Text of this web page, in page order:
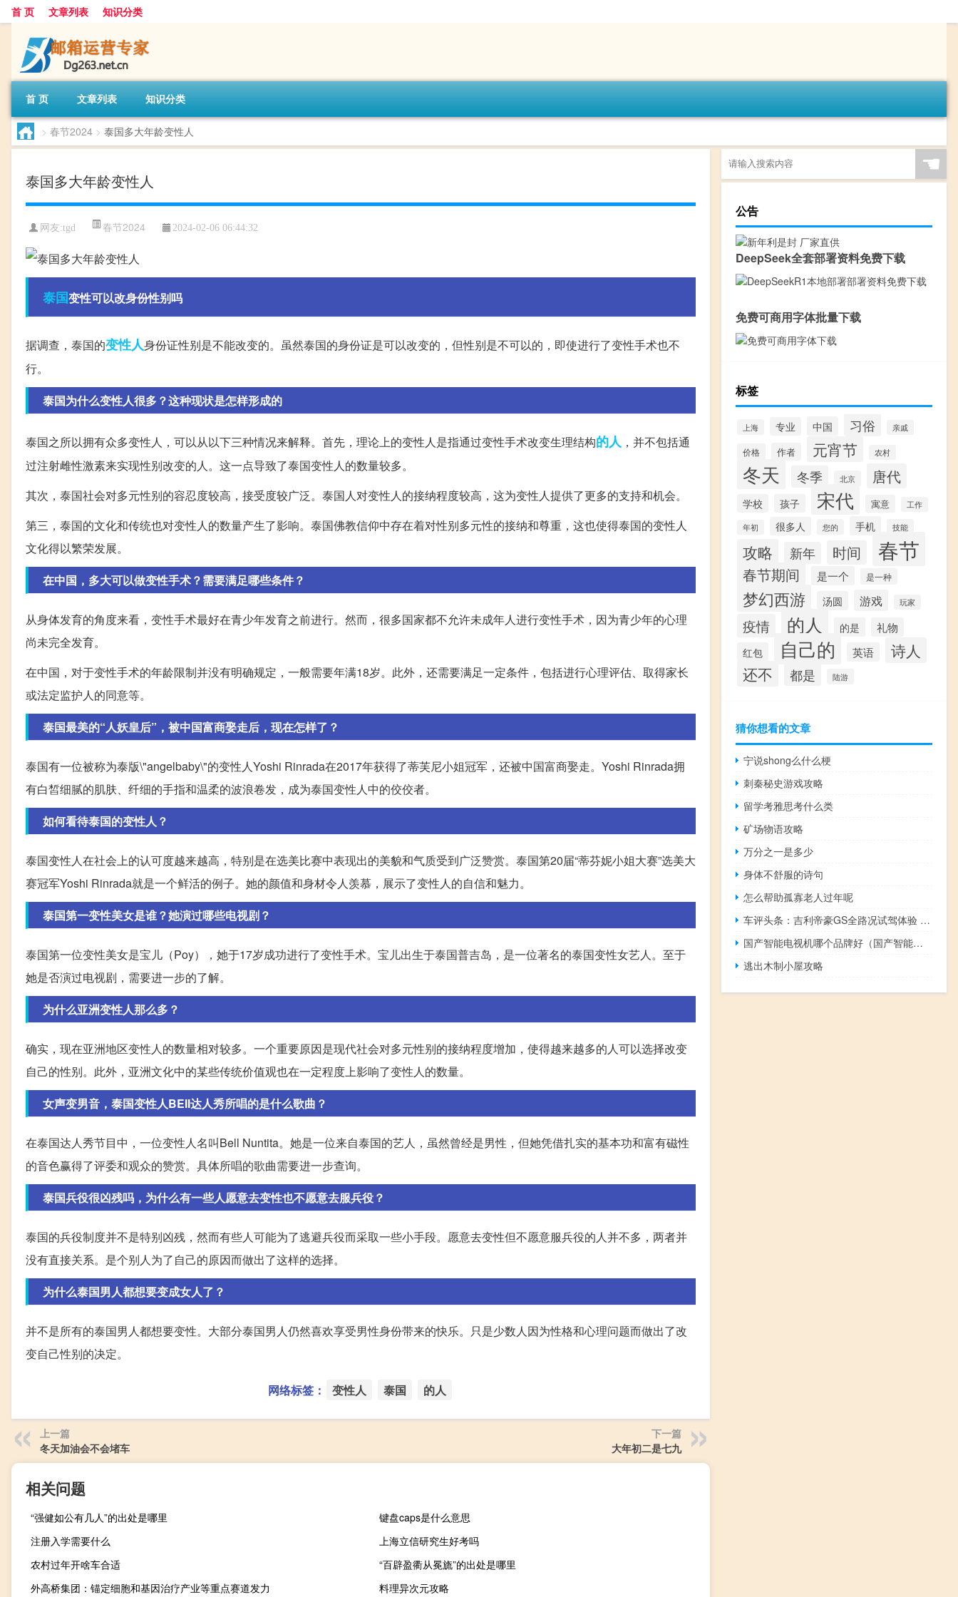
首 页 文章列表 知识分类
首 页 文章列表 知识分类
> 春节2024 > 泰国多大年龄变性人
泰国多大年龄变性人
网友:tgd 春节2024 2024-02-06 06:44:32
泰国变性可以改身份性别吗
据调查，泰国的变性人身份证性别是不能改变的。虽然泰国的身份证是可以改变的，但性别是不可以的，即使进行了变性手术也不
行。
泰国为什么变性人很多？这种现状是怎样形成的
泰国之所以拥有众多变性人，可以从以下三种情况来解释。首先，理论上的变性人是指通过变性手术改变生理结构的人 ，并不包括通
过注射雌性激素来实现性别改变的人。这一点导致了泰国变性人的数量较多。
其次，泰国社会对多元性别的容忍度较高，接受度较广泛。泰国人对变性人的接纳程度较高，这为变性人提供了更多的支持和机会。
第三，泰国的文化和传统也对变性人的数量产生了影响。泰国佛教信仰中存在着对性别多元性的接纳和尊重，这也使得泰国的变性人
文化得以繁荣发展。
在中国，多大可以做变性手术？需要满足哪些条件？
从身体发育的角度来看，变性手术最好在青少年发育之前进行。然而，很多国家都不允许未成年人进行变性手术，因为青少年的心理
尚未完全发育。
在中国，对于变性手术的年龄限制并没有明确规定，一般需要年满18岁。此外，还需要满足一定条件，包括进行心理评估、取得家长
或法定监护人的同意等。
泰国最美的“人妖皇后”，被中国富商娶走后，现在怎样了？
泰国有一位被称为泰版\"angelbaby\"的变性人Yoshi Rinrada在2017年获得了蒂芙尼小姐冠军，还被中国富商娶走。Yoshi Rinrada拥
有白皙细腻的肌肤、纤细的手指和温柔的波浪卷发，成为泰国变性人中的佼佼者。
如何看待泰国的变性人？
泰国变性人在社会上的认可度越来越高，特别是在选美比赛中表现出的美貌和气质受到广泛赞赏。泰国第20届“蒂芬妮小姐大赛”选美大
赛冠军Yoshi Rinrada就是一个鲜活的例子。她的颜值和身材令人羡慕，展示了变性人的自信和魅力。
泰国第一变性美女是谁？她演过哪些电视剧？
泰国第一位变性美女是宝儿（Poy），她于17岁成功进行了变性手术。宝儿出生于泰国普吉岛，是一位著名的泰国变性女艺人。至于
她是否演过电视剧，需要进一步的了解。
为什么亚洲变性人那么多？
确实，现在亚洲地区变性人的数量相对较多。一个重要原因是现代社会对多元性别的接纳程度增加，使得越来越多的人可以选择改变
自己的性别。此外，亚洲文化中的某些传统价值观也在一定程度上影响了变性人的数量。
女声变男音，泰国变性人BEII达人秀所唱的是什么歌曲？
在泰国达人秀节目中，一位变性人名叫Bell Nuntita。她是一位来自泰国的艺人，虽然曾经是男性，但她凭借扎实的基本功和富有磁性
的音色赢得了评委和观众的赞赏。具体所唱的歌曲需要进一步查询。
泰国兵役很凶残吗，为什么有一些人愿意去变性也不愿意去服兵役？
泰国的兵役制度并不是特别凶残，然而有些人可能为了逃避兵役而采取一些小手段。愿意去变性但不愿意服兵役的人并不多，两者并
没有直接关系。是个别人为了自己的原因而做出了这样的选择。
为什么泰国男人都想要变成女人了？
并不是所有的泰国男人都想要变性。大部分泰国男人仍然喜欢享受男性身份带来的快乐。只是少数人因为性格和心理问题而做出了改
变自己性别的决定。
网络标签： 变性人 泰国 的人
上一篇
冬天加油会不会堵车
下一篇
大年初二是七九
相关问题
“强健如公有几人”的出处是哪里
键盘caps是什么意思
注册入学需要什么
上海立信研究生好考吗
农村过年开啥车合适
“百辟盈衢从冕旒”的出处是哪里
外高桥集团：锚定细胞和基因治疗产业等重点赛道发力
料理异次元攻略
☚
公告
DeepSeek全套部署资料免费下载
免费可商用字体批量下载
标签
上海 专业 中国 习俗 亲戚
价格 作者 元宵节 农村
冬天 冬季 北京 唐代
学校 孩子 宋代 寓意 工作
年初 很多人 您的 手机 技能
攻略 新年 时间 春节
春节期间 是一个 是一种
梦幻西游 汤圆 游戏 玩家
疫情 的人 的是
礼物
红包
自己的 英语
诗人
还不
都是 陆游
猜你想看的文章
宁说shong么什么梗
刺秦秘史游戏攻略
留学考雅思考什么类
矿场物语攻略
万分之一是多少
身体不舒服的诗句
怎么帮助孤寡老人过年呢
车评头条：吉利帝豪GS全路况试驾体验 综合实力够
国产智能电视机哪个品牌好（国产智能电视机哪个牌子质量好）
逃出木制小屋攻略